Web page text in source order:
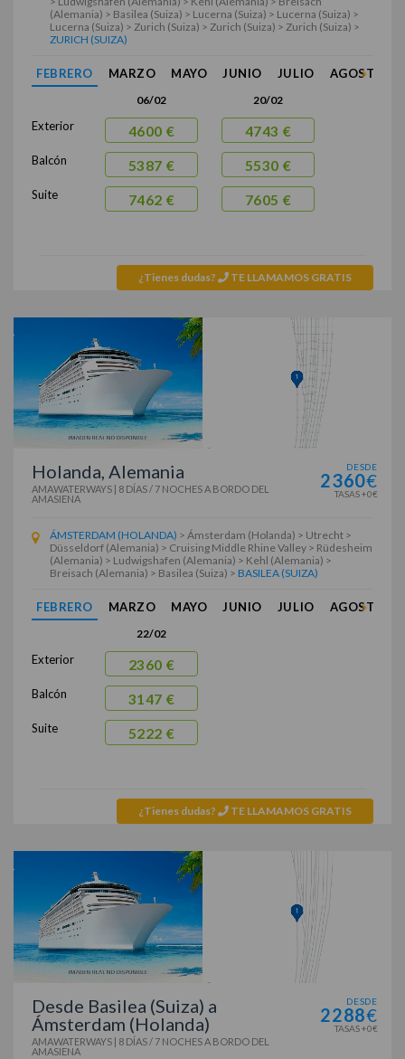
(Alemania) > Basilea (Suiza) > Lucerna (Suiza) > Lucerna (Suiza) >
Lucerna (Suiza) > Zurich (Suiza) > Zurich (Suiza) > Zurich (Suiza) >
ZURICH (SUIZA)
FEBRERO MARZO MAYO JUNIO JULIO AGOSTO
Exterior
Balcón
Suite
06/02
4600 €
5387 €
7462 €
20/02
4743 €
5530 €
7605 €
¿Tienes dudas? TE LLAMAMOS GRATIS
Holanda, Alemania
AMAWATERWAYS 8 DÍAS / 7 NOCHESA BORDO DEL
AMASIENA
DESDE
2360€
TASAS +0€
ÁMSTERDAM (HOLANDA) > Ámsterdam (Holanda) > Utrecht >
Düsseldorf (Alemania) > Cruising Middle Rhine Valley > Rüdesheim
(Alemania) > Ludwigshafen (Alemania) > Kehl (Alemania) >
Breisach (Alemania) > Basilea (Suiza) > BASILEA (SUIZA)
FEBRERO MARZO MAYO JUNIO JULIO AGOSTO
Exterior
Balcón
Suite
22/02
2360 €
3147 €
5222 €
¿Tienes dudas? TE LLAMAMOS GRATIS
Desde Basilea (Suiza) a
Ámsterdam (Holanda)
AMAWATERWAYS 8 DÍAS / 7 NOCHESA BORDO DEL
AMASIENA
DESDE
2288€
TASAS +0€